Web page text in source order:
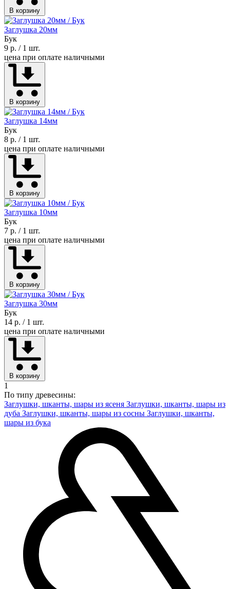
В корзину
Заглушка 20мм
Бук
9 р. / 1 шт.
цена при оплате наличными
В корзину
Заглушка 14мм
Бук
8 р. / 1 шт.
цена при оплате наличными
В корзину
Заглушка 10мм
Бук
7 р. / 1 шт.
цена при оплате наличными
В корзину
Заглушка 30мм
Бук
14 р. / 1 шт.
цена при оплате наличными
В корзину
1
По типу древесины:
Заглушки, шканты, шары из ясеня Заглушки, шканты, шары из
дуба Заглушки, шканты, шары из сосны Заглушки, шканты,
шары из бука